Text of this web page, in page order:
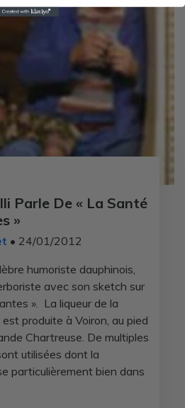
Parle De « La Santé
»
• 24/01/2012
humoriste dauphinois,
avec son sketch sur
». La liqueur de la
produite à Voiron, au pied
Chartreuse. De multiples
utilisées dont la
particulièrement bien dans